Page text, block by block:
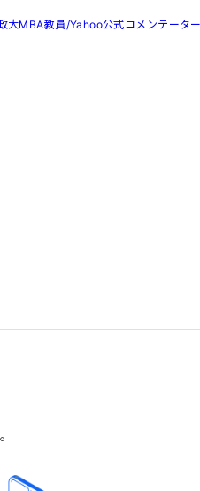
大MBA教員/Yahoo公式コメンテータ